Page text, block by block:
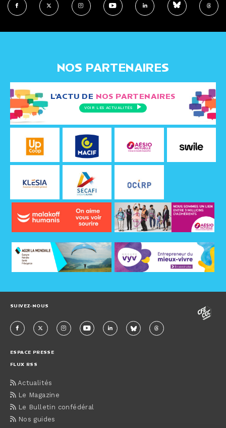
NOS PARTENAIRES
L'ACTU DE NOS PARTENAIRES
VOIR LES ACTUALITÉS
SUIVEZ-NOUS
ESPACE PRESSE
FLUX RSS
Actualités
Le Magazine
Le Bulletin confédéral
Nos guides